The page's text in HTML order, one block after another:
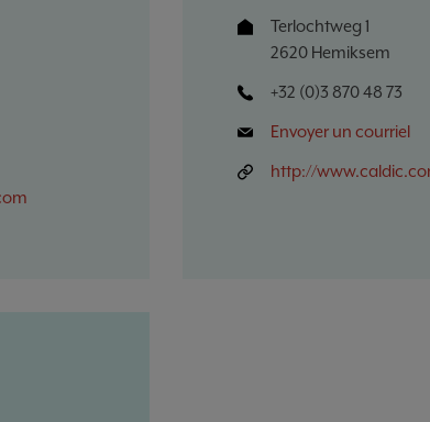
Terlochtweg 1
2620 Hemiksem
+32 (0)3 870 48 73
Envoyer un courriel
http://